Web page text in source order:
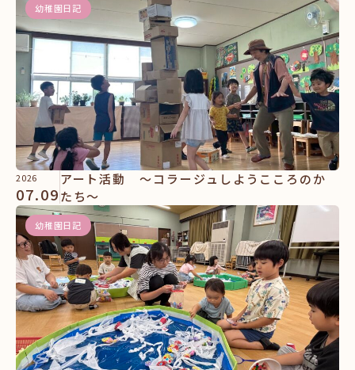
幼稚園日記
2026
07.09
アート活動 ～コラージュしようこころのか
たち～
幼稚園日記